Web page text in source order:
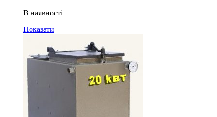
В наявності
Показати